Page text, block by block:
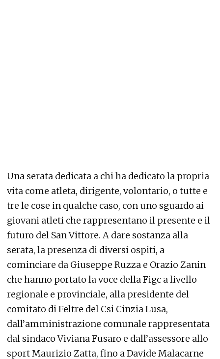
Una serata dedicata a chi ha dedicato la propria
vita come atleta, dirigente, volontario, o tutte e
tre le cose in qualche caso, con uno sguardo ai
giovani atleti che rappresentano il presente e il
futuro del San Vittore. A dare sostanza alla
serata, la presenza di diversi ospiti, a
cominciare da Giuseppe Ruzza e Orazio Zanin
che hanno portato la voce della Figc a livello
regionale e provinciale, alla presidente del
comitato di Feltre del Csi Cinzia Lusa,
dall’amministrazione comunale rappresentata
dal sindaco Viviana Fusaro e dall’assessore allo
sport Maurizio Zatta, fino a Davide Malacarne